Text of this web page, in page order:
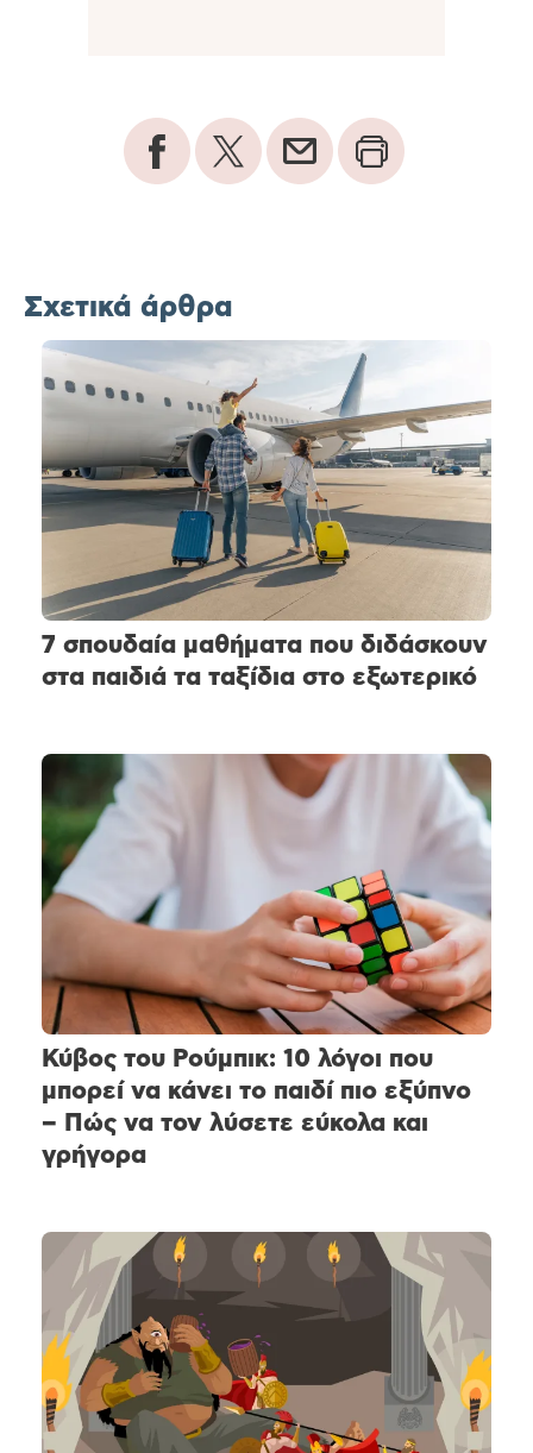
Σχετικά άρθρα
7 σπουδαία μαθήματα που διδάσκουν
στα παιδιά τα ταξίδια στο εξωτερικό
Κύβος του Ρούμπικ: 10 λόγοι που
μπορεί να κάνει το παιδί πιο εξύπνο
– Πώς να τον λύσετε εύκολα και
γρήγορα